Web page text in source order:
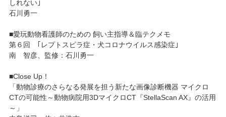
しれない｣
石川勇一
■愛玩動物看護師のための 飼い主指導＆臨テクメモ
第６回 ｢レプトスピラ症・犬コロナウイルス感染症｣
南 智彦、監修：石川勇一
■Close Up！
「動物診療のさらなる発展を担う新たな画像診断機器 マイクロ
CTの可能性～動物病院用3DマイクロCT『StellaScan AX』の活用
～」